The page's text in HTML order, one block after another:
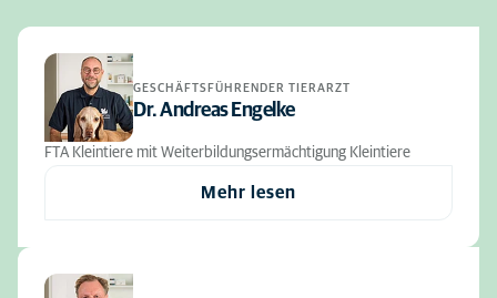
GESCHÄFTSFÜHRENDER TIERARZT
Dr. Andreas Engelke
FTA Kleintiere mit Weiterbildungsermächtigung Kleintiere
Mehr lesen